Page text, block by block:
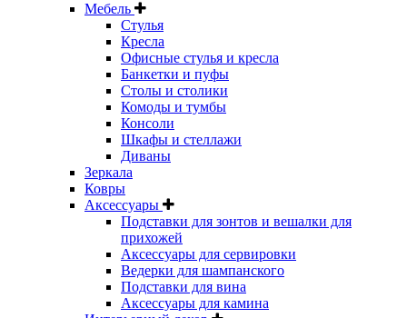
Мебель
Стулья
Кресла
Офисные стулья и кресла
Банкетки и пуфы
Столы и столики
Комоды и тумбы
Консоли
Шкафы и стеллажи
Диваны
Зеркала
Ковры
Аксессуары
Подставки для зонтов и вешалки для
прихожей
Аксессуары для сервировки
Ведерки для шампанского
Подставки для вина
Аксессуары для камина